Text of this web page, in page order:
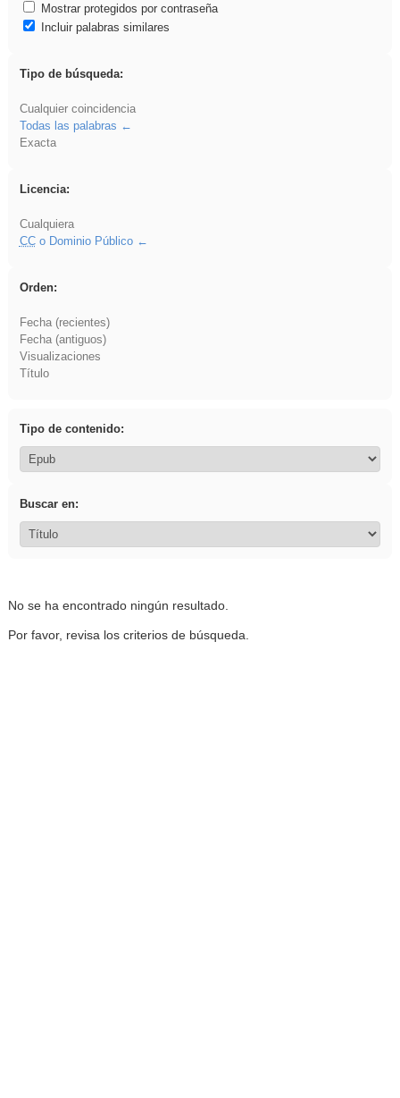
Mostrar protegidos por contraseña
Incluir palabras similares
Tipo de búsqueda:
Cualquier coincidencia
Todas las palabras
Exacta
Licencia:
Cualquiera
CCo Dominio Público
Orden:
Fecha (recientes)
Fecha (antiguos)
Visualizaciones
Título
Tipo de contenido:
Buscar en:
No se ha encontrado ningún resultado.
Por favor, revisa los criterios de búsqueda.